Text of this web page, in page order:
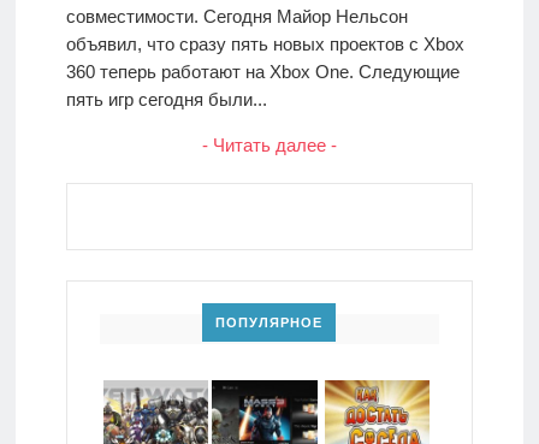
совместимости. Сегодня Майор Нельсон
объявил, что сразу пять новых проектов с Xbox
360 теперь работают на Xbox One. Следующие
пять игр сегодня были...
- Читать далее -
ПОПУЛЯРНОЕ